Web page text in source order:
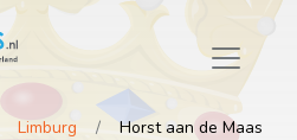
Limburg Horst aan de Maas